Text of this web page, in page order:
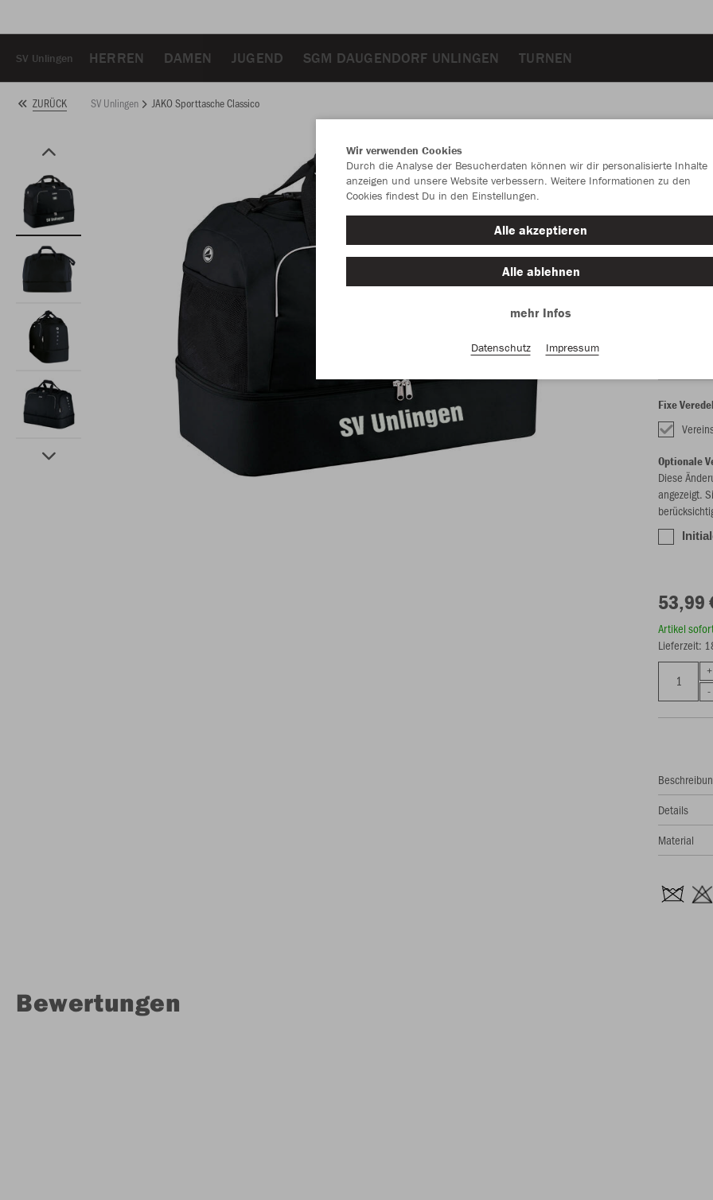
SV Unlingen HERREN DAMEN JUGEND SGM DAUGENDORF UNLINGEN TURNEN
ZURÜCK SV Unlingen JAKO Sporttasche Classico
Fixe
Optionale
Diese
angezeigt.
53,99
Artikel
Lieferzeit:
Details
Material
Bewertungen
Wir verwenden Cookies
Durch die Analyse der Besucherdaten können wir dir personalisierte Inhalte
anzeigen und unsere Website verbessern. Weitere Informationen zu den
Cookies findest Du in den Einstellungen.
Alle akzeptieren
Alle ablehnen
mehr Infos
Datenschutz Impressum